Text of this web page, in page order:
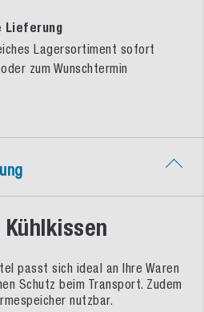
Lieferung
Lagersortiment sofort
zum Wunschtermin
Kühlkissen
passt sich ideal an Ihre Waren
Schutz beim Transport. Zudem
nutzbar.